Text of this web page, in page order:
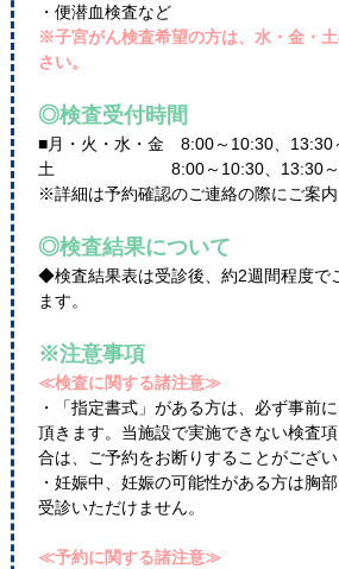
・便潜血検査など
※子宮がん検査希望の方は、水・金・
さい。
◎検査受付時間
■月・火・水・金 8:00～10:30、13:30
土 8:00～10:30、13:30～
※詳細は予約確認のご連絡の際にご案内
◎検査結果について
◆検査結果表は受診後、約2週間程度で
ます。
※注意事項
≪検査に関する諸注意≫
・「指定書式」がある方は、必ず事前
頂きます。当施設で実施できない検査
合は、ご予約をお断りすることがござい
・妊娠中、妊娠の可能性がある方は胸
受診いただけません。
≪予約に関する諸注意≫